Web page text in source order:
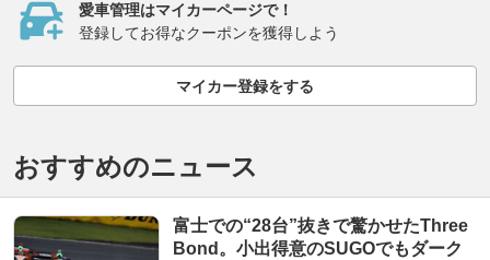
愛車管理はマイカーページで！
登録してお得なクーポンを獲得しよう
マイカー登録をする
おすすめのニュース
富士での“28台”抜きで驚かせたThree
Bond。小出得意のSUGOでもダーク